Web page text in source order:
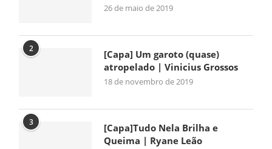
26 de maio de 2019
2
[Capa] Um garoto (quase)
atropelado | Vinicius Grossos
18 de novembro de 2019
3
[Capa]Tudo Nela Brilha e
Queima | Ryane Leão